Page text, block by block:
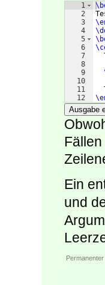
1
2
3
4
5
6
7
8
9
10
11
12
Ausgabe
Ein
und
Permanenter